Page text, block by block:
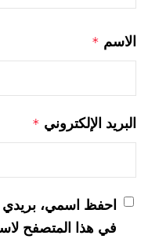
الاسم *
البريد الإلكتروني *
احفظ اسمي، بريدي
في هذا المتصفح